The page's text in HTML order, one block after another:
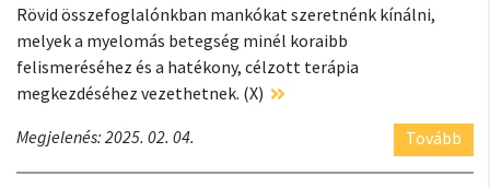
Rövid összefoglalónkban mankókat szeretnénk kínálni,
melyek a myelomás betegség minél koraibb
felismeréséhez és a hatékony, célzott terápia
megkezdéséhez vezethetnek. (X)
Megjelenés: 2025. 02. 04.
Tovább